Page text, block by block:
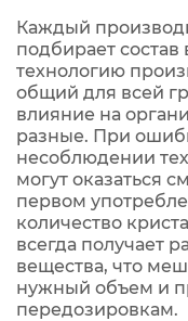
Каждый
подбирает
технологию
общий для всей
влияние на
разные. При
несоблюдении
могут оказаться
первом
количество
всегда получает
вещества, что
нужный объем и
передозировкам.